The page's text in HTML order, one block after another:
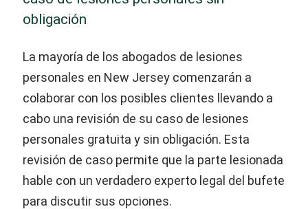
obligación
La mayoría de los abogados de lesiones
personales en New Jersey comenzarán a
colaborar con los posibles clientes llevando a
cabo una revisión de su caso de lesiones
personales gratuita y sin obligación. Esta
revisión de caso permite que la parte lesionada
hable con un verdadero experto legal del bufete
para discutir sus opciones.